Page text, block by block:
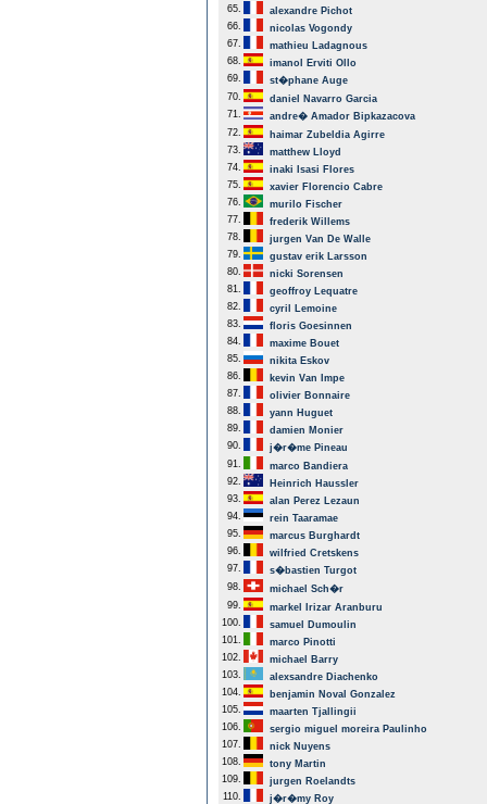
65.
alexandre Pichot
66.
nicolas Vogondy
67.
mathieu Ladagnous
68.
imanol Erviti Ollo
69.
st�phane Auge
70.
daniel Navarro Garcia
71.
andre� Amador Bipkazacova
72.
haimar Zubeldia Agirre
73.
matthew Lloyd
74.
inaki Isasi Flores
75.
xavier Florencio Cabre
76.
murilo Fischer
77.
frederik Willems
78.
jurgen Van De Walle
79.
gustav erik Larsson
80.
nicki Sorensen
81.
geoffroy Lequatre
82.
cyril Lemoine
83.
floris Goesinnen
84.
maxime Bouet
85.
nikita Eskov
86.
kevin Van Impe
87.
olivier Bonnaire
88.
yann Huguet
89.
damien Monier
90.
j�r�me Pineau
91.
marco Bandiera
92.
Heinrich Haussler
93.
alan Perez Lezaun
94.
rein Taaramae
95.
marcus Burghardt
96.
wilfried Cretskens
97.
s�bastien Turgot
98.
michael Sch�r
99.
markel Irizar Aranburu
100.
samuel Dumoulin
101.
marco Pinotti
102.
michael Barry
103.
alexsandre Diachenko
104.
benjamin Noval Gonzalez
105.
maarten Tjallingii
106.
sergio miguel moreira Paulinho
107.
nick Nuyens
108.
tony Martin
109.
jurgen Roelandts
110.
j�r�my Roy